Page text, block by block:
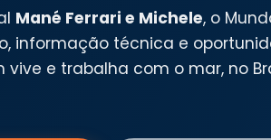
Mané Ferrari e Michele, o
informação técnica e
e trabalha com o mar, no